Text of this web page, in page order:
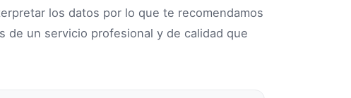
los datos por lo que te recomendamos
de un servicio profesional y de calidad que